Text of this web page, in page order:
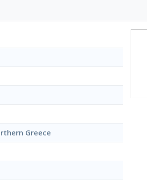
Greece